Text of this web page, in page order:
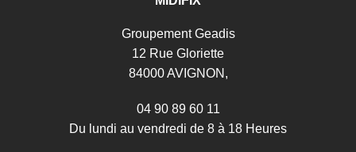
Groupement Geadis
12 Rue Gloriette
84000 AVIGNON,
04 90 89 60 11
Du lundi au vendredi de 8 à 18 Heures